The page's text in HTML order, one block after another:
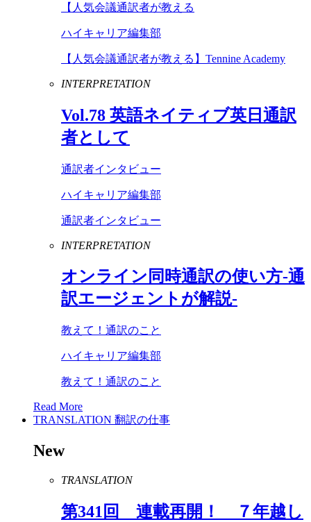
【人気会議通訳者が教える
ハイキャリア編集部
【人気会議通訳者が教える】Tennine Academy
INTERPRETATION
Vol.78 英語ネイティブ英日通訳
者として
通訳者インタビュー
ハイキャリア編集部
通訳者インタビュー
INTERPRETATION
オンライン同時通訳の使い方-通
訳エージェントが解説-
教えて！通訳のこと
ハイキャリア編集部
教えて！通訳のこと
Read More
TRANSLATION 翻訳の仕事
New
TRANSLATION
第341 回 連載再開！ ７年越し